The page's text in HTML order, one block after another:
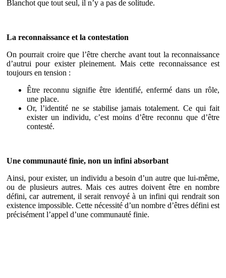
Blanchot que tout seul, il n’y a pas de solitude.
La reconnaissance et la contestation
On pourrait croire que l’être cherche avant tout la reconnaissance
d’autrui pour exister pleinement. Mais cette reconnaissance est
toujours en tension :
Être reconnu signifie être identifié, enfermé dans un rôle,
une place.
Or, l’identité ne se stabilise jamais totalement. Ce qui fait
exister un individu, c’est moins d’être reconnu que d’être
contesté.
Une communauté finie, non un infini absorbant
Ainsi, pour exister, un individu a besoin d’un autre que lui-même,
ou de plusieurs autres. Mais ces autres doivent être en nombre
défini, car autrement, il serait renvoyé à un infini qui rendrait son
existence impossible. Cette nécessité d’un nombre d’êtres défini est
précisément l’appel d’une communauté finie.